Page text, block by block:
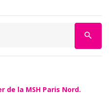
search
de la MSH Paris Nord.